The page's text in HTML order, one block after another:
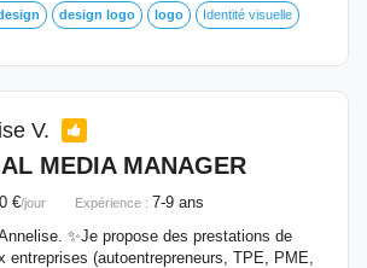
design logo logo Identité visuelle
V.
MEDIA MANAGER
€/jour Expérience : 7-9 ans
✨Je propose des prestations de
entreprises (autoentrepreneurs, TPE, PME,